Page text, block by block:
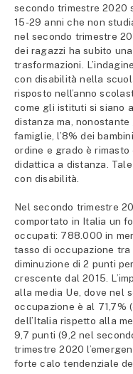
secondo trimestre 2020
15-29 anni che non
nel secondo trimestre
dei ragazzi ha subito
trasformazioni.
con disabilità nella
risposto nell’anno
come gli istituti si siano
distanza ma,
famiglie, l’8% dei
ordine e grado è
didattica a distanza.
con disabilità.
Nel secondo trimestre
comportato in Italia un
occupati: 788.000 in
tasso di occupazione
diminuzione di 2 punti
crescente dal 2015.
alla media Ue, dove nel
occupazione è al 71,7%
dell’Italia rispetto alla
9,7 punti (9,2 nel
trimestre 2020
forte calo tendenziale